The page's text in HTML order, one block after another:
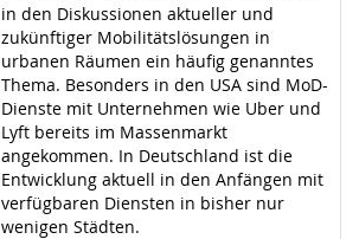
in den Diskussionen aktueller und
zukünftiger Mobilitätslösungen in
urbanen Räumen ein häufig genanntes
Thema. Besonders in den USA sind MoD-
Dienste mit Unternehmen wie Uber und
Lyft bereits im Massenmarkt
angekommen. In Deutschland ist die
Entwicklung aktuell in den Anfängen mit
verfügbaren Diensten in bisher nur
wenigen Städten.